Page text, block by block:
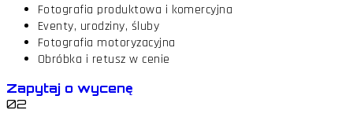
Fotografia produktowa i komercyjna
Eventy, urodziny, śluby
Fotografia motoryzacyjna
Obróbka i retusz w cenie
Zapytaj o wycenę
02